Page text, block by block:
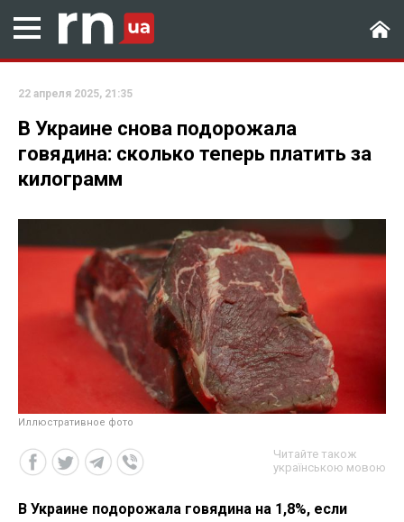
22 апреля 2025, 21:35
В Украине снова подорожала
говядина: сколько теперь платить за
килограмм
Иллюстративное фото
Читайте також
українською мовою
В Украине подорожала говядина на 1,8%, если